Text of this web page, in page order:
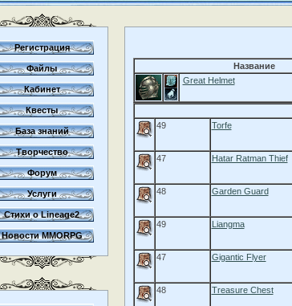
Регистрация
Файлы
Кабинет
Квесты
База знаний
Творчество
Форум
Услуги
Стихи о Lineage2
Новости MMORPG
Название
Great Helmet
49
Torfe
47 Hatar Ratman Thief
48 Garden Guard
49 Liangma
47 Gigantic Flyer
48 Treasure Chest